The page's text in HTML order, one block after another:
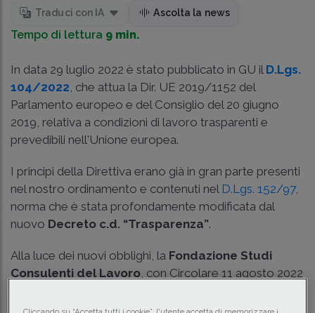
Traduci con IA Ascolta la news
Tempo di lettura 9 min.
In data 29 luglio 2022 è stato pubblicato in GU il D.Lgs.
104/2022 , che attua la Dir. UE 2019/1152 del
Parlamento europeo e del Consiglio del 20 giugno
2019, relativa a condizioni di lavoro trasparenti e
prevedibili nell'Unione europea.
I principi della Direttiva erano già in gran parte presenti
nel nostro ordinamento e contenuti nel D.Lgs. 152/97,
norma che è stata profondamente modificata dal
nuovo Decreto c.d. “Trasparenza”.
Alla luce dei nuovi obblighi, la Fondazione Studi
Consulenti del Lavoro , con Circolare 11 agosto 2022
informativinell'ambito delrapporto di lavoro di